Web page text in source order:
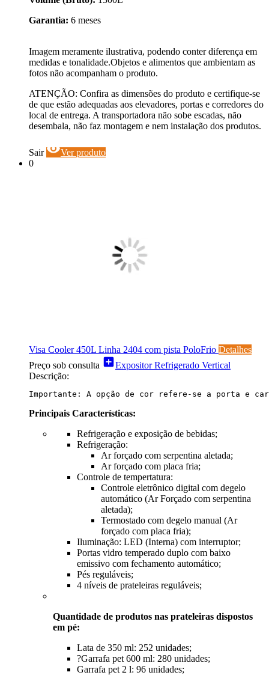
Garantia: 6 meses
Imagem meramente ilustrativa, podendo conter diferença em
medidas e tonalidade.Objetos e alimentos que ambientam as
fotos não acompanham o produto.
ATENÇÃO: Confira as dimensões do produto e certifique-se
de que estão adequadas aos elevadores, portas e corredores do
local de entrega. A transportadora não sobe escadas, não
desembala, não faz montagem e nem instalação dos produtos.
Sair visibilityVer produto
0
Visa Cooler 450L Linha 2404 com pista PoloFrio Detalhes
Preço sob consulta add_boxExpositor Refrigerado Vertical
Descrição:
Importante: A opção de cor refere-se a porta e
Principais Características:
Refrigeração e exposição de bebidas;
Refrigeração:
Ar forçado com serpentina aletada;
Ar forçado com placa fria;
Controle de tempertatura:
Controle eletrônico digital com degelo
automático (Ar Forçado com serpentina
aletada);
Termostado com degelo manual (Ar
forçado com placa fria);
Iluminação: LED (Interna) com interruptor;
Portas vidro temperado duplo com baixo
emissivo com fechamento automático;
Pés reguláveis;
4 níveis de prateleiras reguláveis;
Quantidade de produtos nas prateleiras dispostos
em pé:
Lata de 350 ml: 252 unidades;
?Garrafa pet 600 ml: 280 unidades;
Garrafa pet 2 l: 96 unidades;